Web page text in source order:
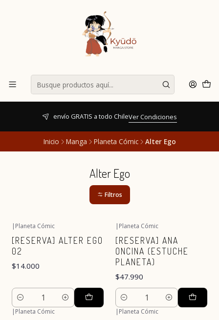
envío GRATIS a todo ChileVer Condiciones
Inicio Manga Planeta Cómic Alter Ego
Alter Ego
Filtros
| Planeta Cómic
[RESERVA] ALTER EGO
02
$14.000
Cantidad
| Planeta Cómic
[RESERVA] ANA
ONCINA (ESTUCHE
PLANETA)
$47.990
Cantidad
| Planeta Cómic | Planeta Cómic